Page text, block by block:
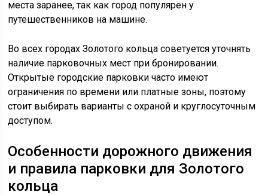
места заранее, так как город популярен у
путешественников на машине.
Во всех городах Золотого кольца советуется уточнять
наличие парковочных мест при бронировании.
Открытые городские парковки часто имеют
ограничения по времени или платные зоны, поэтому
стоит выбирать варианты с охраной и круглосуточным
доступом.
Особенности дорожного движения
и правила парковки для Золотого
кольца